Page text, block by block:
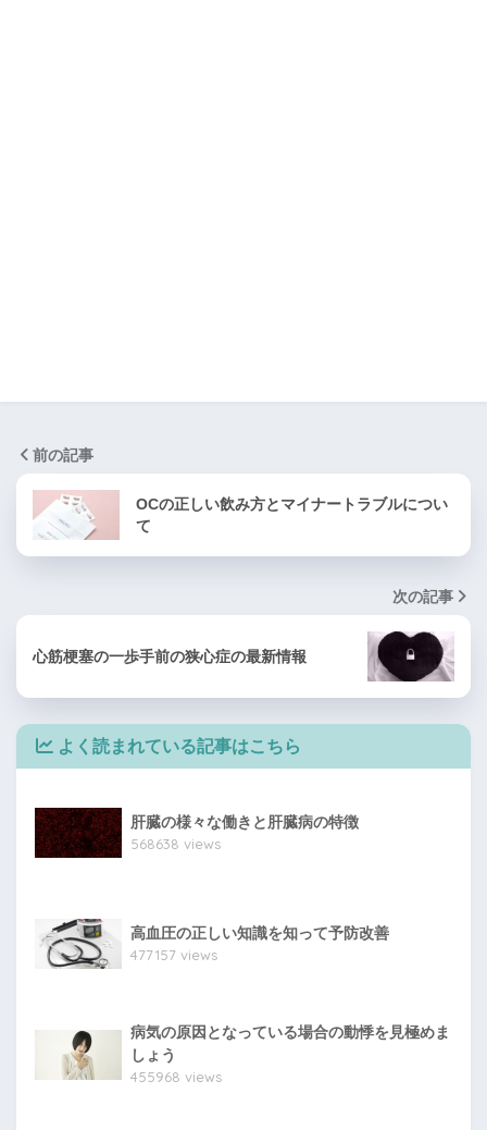
前の記事
OCの正しい飲み方とマイナートラブルについ
て
次の記事
心筋梗塞の一歩手前の狭心症の最新情報
よく読まれている記事はこちら
肝臓の様々な働きと肝臓病の特徴
568638 views
高血圧の正しい知識を知って予防改善
477157 views
病気の原因となっている場合の動悸を見極めま
しょう
455968 views